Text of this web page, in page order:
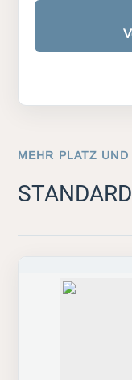
MEHR PLATZ